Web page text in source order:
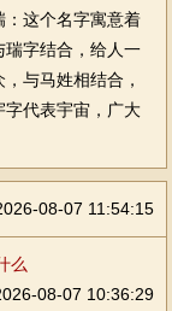
这个名字寓意着
字结合，给人一
与马姓相结合，
代表宇宙，广大
08-07 11:54:15
么
08-07 10:36:29